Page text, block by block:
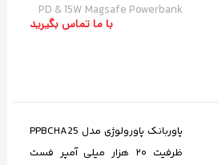
PD & 15W Magsafe Powerbank
با ما تماس بگیرید
پاوربانک پاورولوژی مدل PPBCHA25
ظرفیت ۲۰ هزار میلی آمپر فست